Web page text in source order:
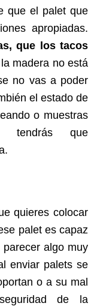
que el palet que
apropiadas.
que los tacos
madera no está
no vas a poder
el estado de
o muestras
tendrás que
quieres colocar
palet es capaz
algo muy
enviar palets se
o a su mal
de la